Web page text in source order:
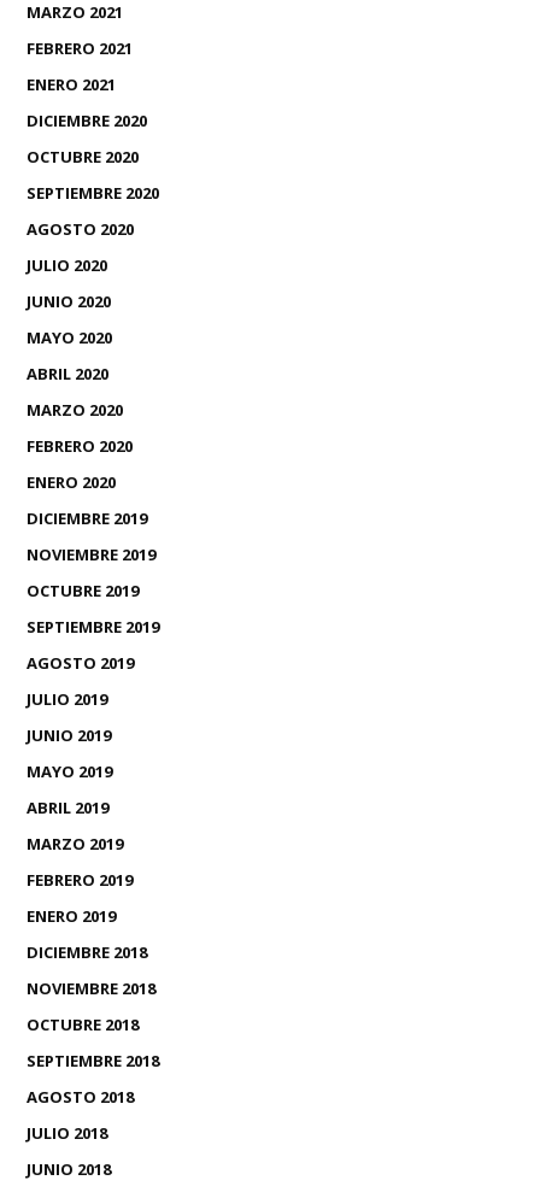
MARZO 2021
FEBRERO 2021
ENERO 2021
DICIEMBRE 2020
OCTUBRE 2020
SEPTIEMBRE 2020
AGOSTO 2020
JULIO 2020
JUNIO 2020
MAYO 2020
ABRIL 2020
MARZO 2020
FEBRERO 2020
ENERO 2020
DICIEMBRE 2019
NOVIEMBRE 2019
OCTUBRE 2019
SEPTIEMBRE 2019
AGOSTO 2019
JULIO 2019
JUNIO 2019
MAYO 2019
ABRIL 2019
MARZO 2019
FEBRERO 2019
ENERO 2019
DICIEMBRE 2018
NOVIEMBRE 2018
OCTUBRE 2018
SEPTIEMBRE 2018
AGOSTO 2018
JULIO 2018
JUNIO 2018